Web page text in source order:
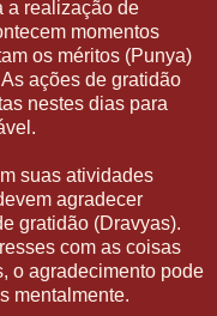
a realização de
momentos
os méritos (Punya)
ações de gratidão
nestes dias para
suas atividades
agradecer
gratidão (Dravyas).
com as coisas
o agradecimento pode
mentalmente.